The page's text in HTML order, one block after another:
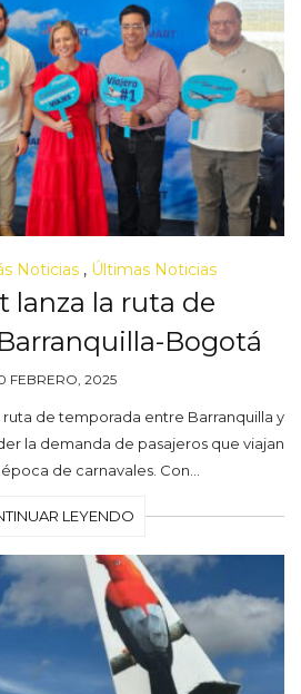
Noticias, Últimas Noticias
lanza la ruta de
Bogotá
FEBRERO, 2025
ruta de temporada entre Barranquilla y
la demanda de pasajeros que viajan
de carnavales. Con…
LEYENDO